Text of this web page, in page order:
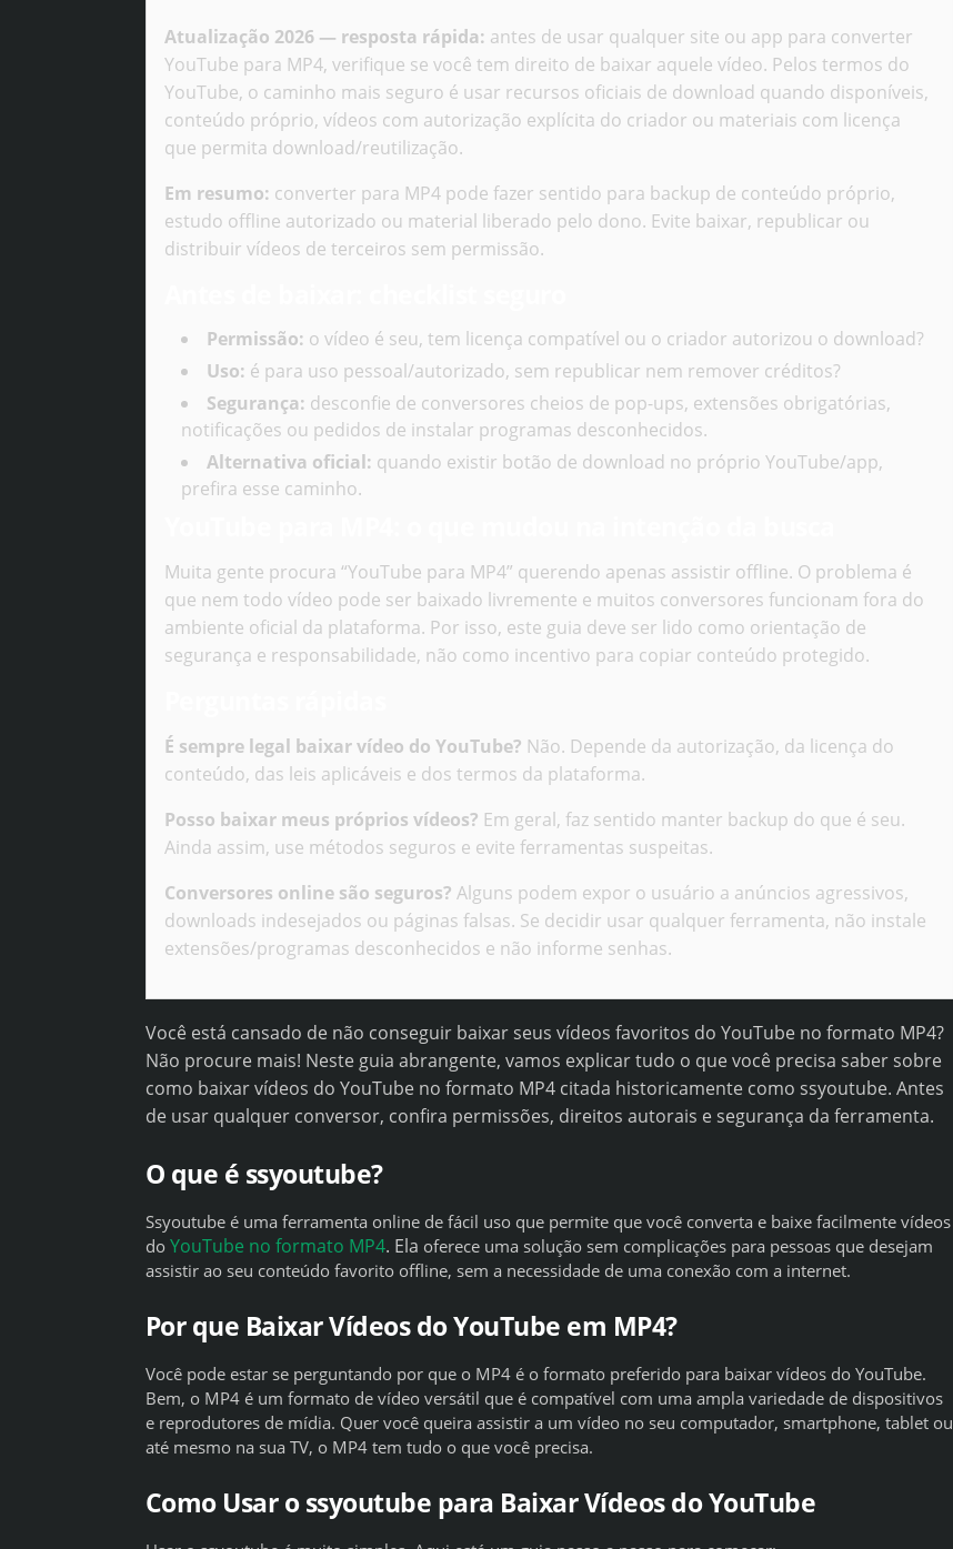
Atualização 2026 — resposta rápida: antes de usar qualquer site ou app para converter
YouTube para MP4, verifique se você tem direito de baixar aquele vídeo. Pelos termos do
YouTube, o caminho mais seguro é usar recursos oficiais de download quando disponíveis,
conteúdo próprio, vídeos com autorização explícita do criador ou materiais com licença
que permita download/reutilização.
Em resumo: converter para MP4 pode fazer sentido para backup de conteúdo próprio,
estudo offline autorizado ou material liberado pelo dono. Evite baixar, republicar ou
distribuir vídeos de terceiros sem permissão.
Permissão: o vídeo é seu, tem licença compatível ou o criador autorizou o download?
Uso: é para uso pessoal/autorizado, sem republicar nem remover créditos?
Segurança: desconfie de conversores cheios de pop-ups, extensões obrigatórias,
notificações ou pedidos de instalar programas desconhecidos.
Alternativa oficial: quando existir botão de download no próprio YouTube/app,
prefira esse caminho.
Muita gente procura “YouTube para MP4” querendo apenas assistir offline. O problema é
que nem todo vídeo pode ser baixado livremente e muitos conversores funcionam fora do
ambiente oficial da plataforma. Por isso, este guia deve ser lido como orientação de
segurança e responsabilidade, não como incentivo para copiar conteúdo protegido.
É sempre legal baixar vídeo do YouTube? Não. Depende da autorização, da licença do
conteúdo, das leis aplicáveis e dos termos da plataforma.
Posso baixar meus próprios vídeos? Em geral, faz sentido manter backup do que é seu.
Ainda assim, use métodos seguros e evite ferramentas suspeitas.
Conversores online são seguros? Alguns podem expor o usuário a anúncios agressivos,
downloads indesejados ou páginas falsas. Se decidir usar qualquer ferramenta, não instale
extensões/programas desconhecidos e não informe senhas.
Você está cansado de não conseguir baixar seus vídeos favoritos do YouTube no formato MP4?
Não procure mais! Neste guia abrangente, vamos explicar tudo o que você precisa saber sobre
como baixar vídeos do YouTube no formato MP4 citada historicamente como ssyoutube. Antes
de usar qualquer conversor, confira permissões, direitos autorais e segurança da ferramenta.
O que é ssyoutube?
Ssyoutube é uma ferramenta online de fácil uso que permite que você converta e baixe facilmente vídeos
doYouTube no formato MP4. Ela oferece uma solução sem complicações para pessoas que desejam
assistir ao seu conteúdo favorito offline, sem a necessidade de uma conexão com a internet.
Por que Baixar Vídeos do YouTube em MP4?
Você pode estar se perguntando por que o MP4 é o formato preferido para baixar vídeos do YouTube.
Bem, o MP4 é um formato de vídeo versátil que é compatível com uma ampla variedade de dispositivos
e reprodutores de mídia. Quer você queira assistir a um vídeo no seu computador, smartphone, tablet ou
até mesmo na sua TV, o MP4 tem tudo o que você precisa.
Como Usar o ssyoutube para Baixar Vídeos do YouTube